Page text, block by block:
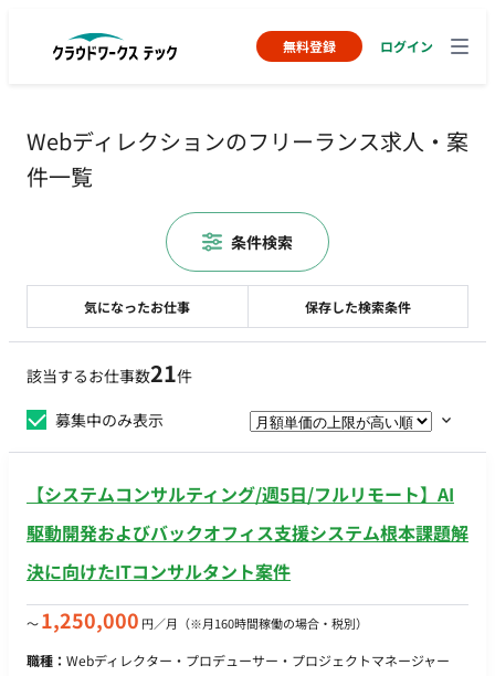
無料登録 ログイン
Webディレクションのフリーランス求人・案
件一覧
該当するお仕事数21件
募集中のみ表示
【システムコンサルティング/週5日/フルリモート】AI
駆動開発およびバックオフィス支援システム根本課題解
決に向けたITコンサルタント案件
〜1,250,000 円／月 （※月160時間稼働の場合・税別）
職種： Webディレクター・プロデューサー・プロジェクトマネージャー
気になったお仕事 保存した検索条件
条件検索